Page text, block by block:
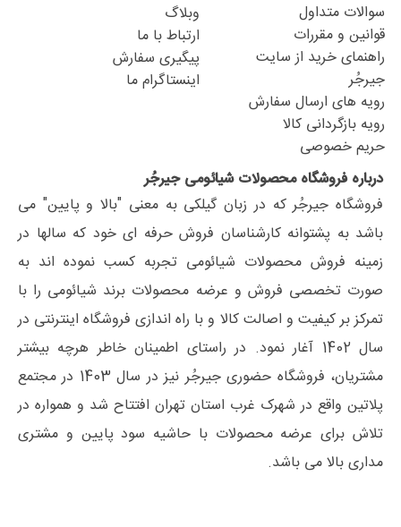
سوالات متداول
قوانین و مقررات
راهنمای خرید از سایت
جیرجُر
رویه های ارسال سفارش
رویه بازگردانی کالا
حریم خصوصی
وبلاگ
ارتباط با ما
پیگیری سفارش
اینستاگرام ما
درباره فروشگاه محصولات شیائومی جیرجُر
فروشگاه جیرجُر که در زبان گیلکی به معنی "بالا و پایین" می
باشد به پشتوانه کارشناسان فروش حرفه ای خود که سالها در
زمینه فروش محصولات شیائومی تجربه کسب نموده اند به
صورت تخصصی فروش و عرضه محصولات برند شیائومی را با
تمرکز بر کیفیت و اصالت کالا و با راه اندازی فروشگاه اینترنتی در
سال 1402 آغار نمود. در راستای اطمینان خاطر هرچه بیشتر
مشتریان، فروشگاه حضوری جیرجُر نیز در سال 1403 در مجتمع
پلاتین واقع در شهرک غرب استان تهران افتتاح شد و همواره در
تلاش برای عرضه محصولات با حاشیه سود پایین و مشتری
مداری بالا می باشد.